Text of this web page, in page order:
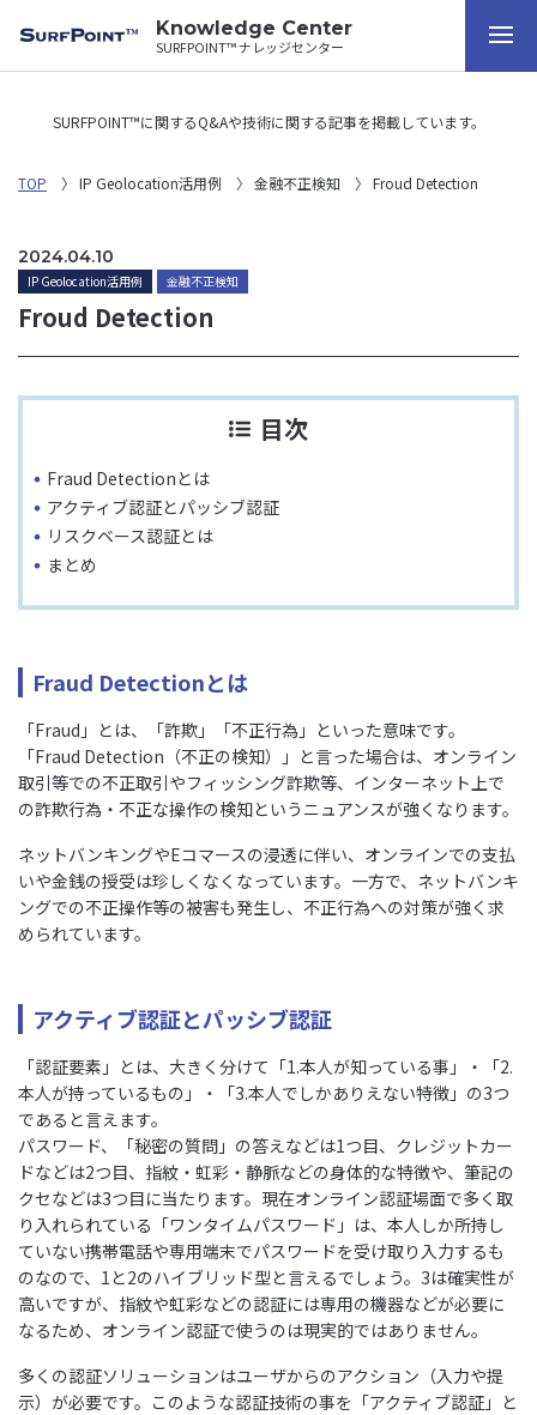
Knowledge Center
SURFPOINT™ ナレッジセンター
SURFPOINT™に関するQ&Aや技術に関する記事を掲載しています。
TOP IP Geolocation活用例 金融不正検知 Froud Detection
2024.04.10
IP Geolocation活用例 金融不正検知
Froud Detection
目次
Fraud Detectionとは
アクティブ認証とパッシブ認証
リスクベース認証とは
まとめ
Fraud Detectionとは
「Fraud」とは、「詐欺」「不正行為」といった意味です。
「Fraud Detection（不正の検知）」と言った場合は、オンライン
取引等での不正取引やフィッシング詐欺等、インターネット上で
の詐欺行為・不正な操作の検知というニュアンスが強くなります。
ネットバンキングやEコマースの浸透に伴い、オンラインでの支払
いや金銭の授受は珍しくなくなっています。一方で、ネットバンキ
ングでの不正操作等の被害も発生し、不正行為への対策が強く求
められています。
アクティブ認証とパッシブ認証
「認証要素」とは、大きく分けて「1.本人が知っている事」・「2.
本人が持っているもの」・「3.本人でしかありえない特徴」の3つ
であると言えます。
パスワード、「秘密の質問」の答えなどは1つ目、クレジットカー
ドなどは2つ目、指紋・虹彩・静脈などの身体的な特徴や、筆記の
クセなどは3つ目に当たります。現在オンライン認証場面で多く取
り入れられている「ワンタイムパスワード」は、本人しか所持し
ていない携帯電話や専用端末でパスワードを受け取り入力するも
のなので、1と2のハイブリッド型と言えるでしょう。3は確実性が
高いですが、指紋や虹彩などの認証には専用の機器などが必要に
なるため、オンライン認証で使うのは現実的ではありません。
多くの認証ソリューションはユーザからのアクション（入力や提
示）が必要です。このような認証技術の事を「アクティブ認証」と